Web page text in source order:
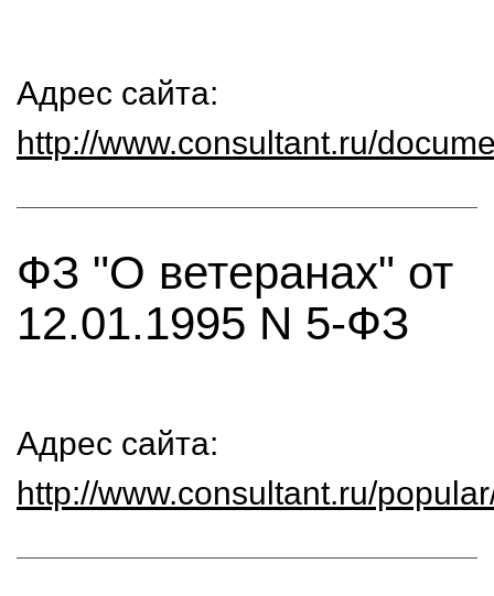
Адрес сайта:
http://www.consultant.ru/
ФЗ "О ветеранах" от
12.01.1995 N 5-ФЗ
Адрес сайта:
http://www.consultant.ru/